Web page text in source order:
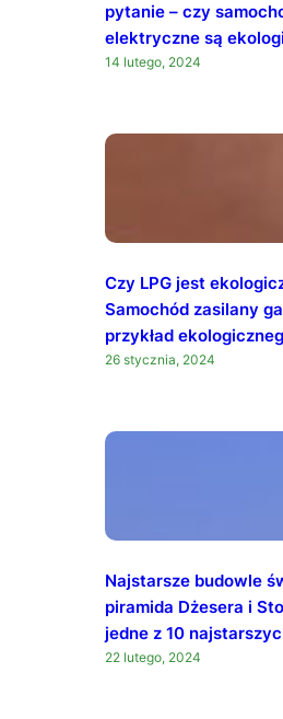
pytanie – czy
elektryczne są
14 lutego, 2024
Czy LPG jest
Samochód zasilany
przykład
26 stycznia, 2024
Najstarsze budowle
piramida Dżesera i
jedne z 10
22 lutego, 2024